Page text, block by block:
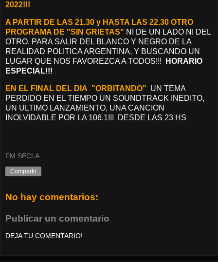
2022!!!
A PARTIR DE LAS 21.30 y HASTA LAS 22.30 OTRO
PROGRAMA DE "SIN GRIETAS" NI DE UN LADO NI DEL
OTRO, PARA SALIR DEL BLANCO Y NEGRO DE LA
REALIDAD POLITICA ARGENTINA, Y BUSCANDO UN
LUGAR QUE NOS FAVOREZCA A TODOS!!!
HORARIO
ESPECIAL!!!
EN EL FINAL DEL DIA "ORBITANDO" UN TEMA
PERDIDO EN EL TIEMPO UN SOUNDTRACK INEDITO,
UN ULTIMO LANZAMIENTO, UNA CANCION
INOLVIDABLE POR LA 106.1!!! DESDE LAS 23 HS
FM SECLA
Compartir
No hay comentarios:
Publicar un comentario
DEJA TU COMENTARIO!